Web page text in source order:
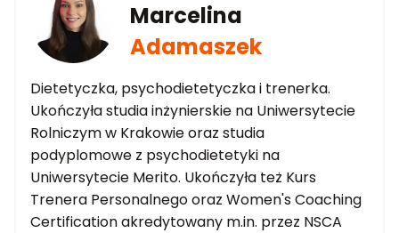
Marcelina
Adamaszek
Dietetyczka, psychodietetyczka i trenerka.
Ukończyła studia inżynierskie na Uniwersytecie
Rolniczym w Krakowie oraz studia
podyplomowe z psychodietetyki na
Uniwersytecie Merito. Ukończyła też Kurs
Trenera Personalnego oraz Women's Coaching
Certification akredytowany m.in. przez NSCA